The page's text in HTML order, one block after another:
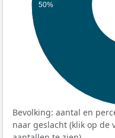
50%
Bevolking: aantal en
naar geslacht (klik op de